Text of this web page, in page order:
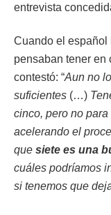
entrevista
Cuando el español
pensaban tener en
contestó: “Aun no
suficientes (…)
cinco, pero no
acelerando el
que siete es una
cuáles podríamos
si tenemos que